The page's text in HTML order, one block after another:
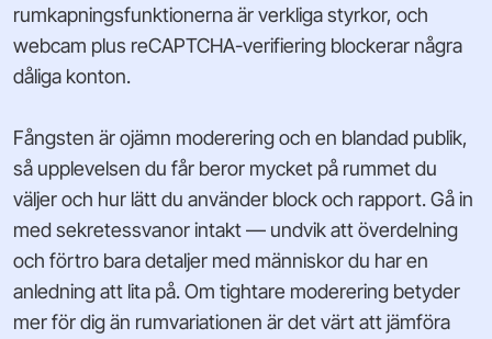
rumkapningsfunktionerna är verkliga styrkor, och
webcam plus reCAPTCHA-verifiering blockerar några
dåliga konton.
Fångsten är ojämn moderering och en blandad publik,
så upplevelsen du får beror mycket på rummet du
väljer och hur lätt du använder block och rapport. Gå in
med sekretessvanor intakt — undvik att överdelning
och förtro bara detaljer med människor du har en
anledning att lita på. Om tightare moderering betyder
mer för dig än rumvariationen är det värt att jämföra